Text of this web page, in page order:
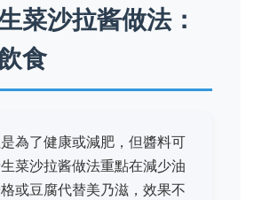
菜沙拉酱做法：
食
為了健康或減肥，但醬料可
菜沙拉酱做法重點在減少油
或豆腐代替美乃滋，效果不